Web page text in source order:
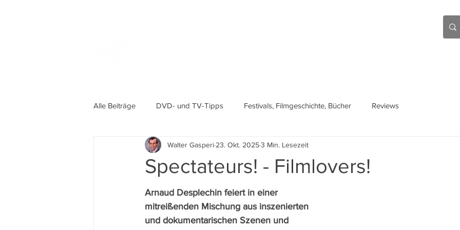
Alle Beiträge DVD- und TV-Tipps Festivals, Filmgeschichte, Bücher Reviews
Spectateurs! - Filmlovers!
Walter Gasperi 23. Okt. 20253 Min. Lesezeit
Arnaud Desplechin feiert in einer
mitreißenden Mischung aus inszenierten
und dokumentarischen Szenen und